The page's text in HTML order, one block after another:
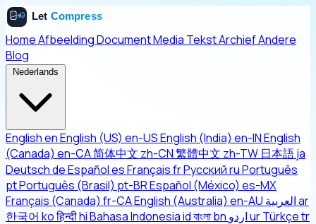
HomeAfbeeldingDocumentMedia TekstArchiefAndere
Blog
Nederlands
EnglishenEnglish (US) en-USEnglish (India) en-INEnglish
(Canada) en-CA简体中文 zh-CN繁體中文 zh-TW 日本語ja
DeutschdeEspañolesFrançaisfrРусскийruPortuguês
ptPortuguês (Brasil) pt-BREspañol (México) es-MX
Français (Canada) fr-CAEnglish (Australia) en-AU العربيةar
한국어 koहिन्दीhiBahasa Indonesiaidবাংলাbn اردوurTürkçetr